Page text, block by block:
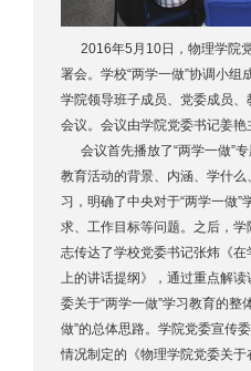
2016年5月10日，物理学院党
署会。学校“两学一做”协调小组
学院领导班子成员、党委成员
会议。会议由学院党委书记姜艳
会议首先播放了“两学一做”专
教育活动的背景、内涵、学什
习，明确了中央对于“两学一做
求、工作目标等问题。之后，
志传达了学校党委书记张炜《在
上的讲话提纲》，通过重点解
委关于“两学一做”学习教育的整
做”的总体思路。学院党委宣传
情况制定的《物理学院党委关